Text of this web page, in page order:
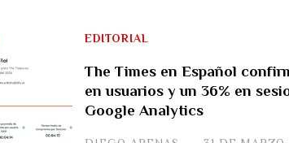
The Times en Español
en usuarios y un 36% en
Google Analytics
EDITORIAL